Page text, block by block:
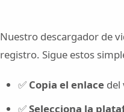
Nuestro descargador de
registro. Sigue estos
✅ Copia el enlace del
✅Selecciona la